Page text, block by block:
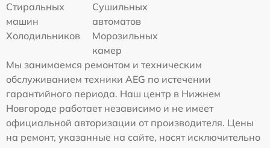
Стиральных
машин
Сушильных
автоматов
Холодильников
Морозильных
камер
Мы занимаемся ремонтом и техническим
обслуживанием техники AEG по истечении
гарантийного периода. Наш центр в Нижнем
Новгороде работает независимо и не имеет
официальной авторизации от производителя. Цены
на ремонт, указанные на сайте, носят исключительно